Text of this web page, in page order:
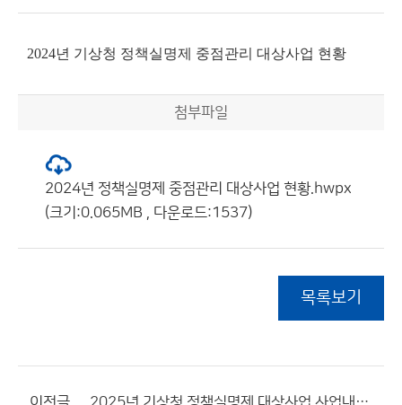
2024년 기상청 정책실명제 중점관리 대상사업 현황
첨부파일
2024년 정책실명제 중점관리 대상사업 현황.hwpx
(크기:0.065MB , 다운로드:1537)
목록보기